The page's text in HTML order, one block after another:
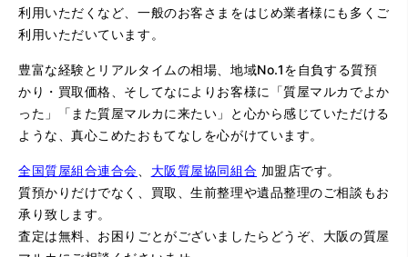
利用いただくなど、一般のお客さまをはじめ業者様にも多くご
利用いただいています。
豊富な経験とリアルタイムの相場、地域No.1を自負する質預
かり・買取価格、そしてなによりお客様に「質屋マルカでよか
った」「また質屋マルカに来たい」と心から感じていただける
ような、真心こめたおもてなしを心がけています。
全国質屋組合連合会 大阪質屋協同組合 加盟店です。
質預かりだけでなく、買取、生前整理や遺品整理のご相談もお
承り致します。
査定は無料、お困りごとがございましたらどうぞ、大阪の質屋